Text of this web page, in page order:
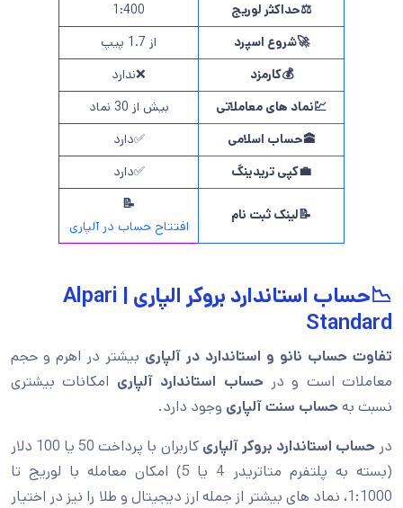
⚖️حداکثر لوریج
1:400
🚀شروع اسپرد
از 1.7 پیپ
💰کارمزد
❌ندارد
💹نماد های معاملاتی
بیش از 30 نماد
🕋حساب اسلامی
✅دارد
💼کپی تریدینگ ✅دارد
📝لینک ثبت نام
📝
افتتاح حساب در آلپاری
📉حساب استاندارد بروکر الپاری | Alpari
Standard
تفاوت حساب نانو و استاندارد در آلپاری بیشتر در اهرم و حجم
معاملات است و درحساب استاندارد آلپاری امکانات بیشتری
نسبت بهحساب سنت آلپاری وجود دارد.
درحساب استاندارد بروکر آلپاری
کاربران با پرداخت 50 یا 100 دلار
(بسته به پلتفرم متاتریدر 4 یا 5) امکان معامله با لوریج تا
1:1000، نماد های بیشتر از جمله ارز دیجیتال و طلا را نیز در اختیار